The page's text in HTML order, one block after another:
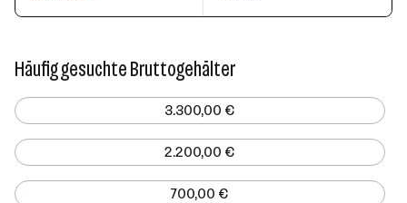
Häufig gesuchte Bruttogehälter
3.300,00 €
2.200,00 €
700,00 €